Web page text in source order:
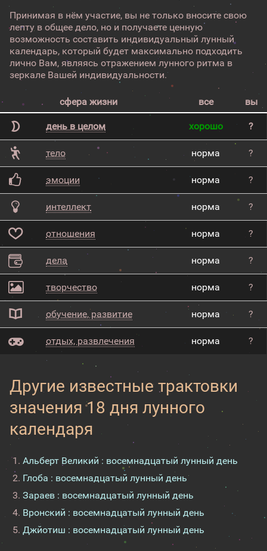
Принимая в нём участие, вы не только вносите свою
лепту в общее дело, но и получаете ценную
возможность составить индивидуальный лунный
календарь, который будет максимально подходить
лично Вам, являясь отражением лунного ритма в
зеркале Вашей индивидуальности.
сфера жизни все вы
день в целом хорошо ?
тело норма ?
эмоции норма ?
интеллект норма ?
отношения норма ?
дела норма ?
творчество норма ?
обучение, развитие норма ?
отдых, развлечения норма ?
Другие известные трактовки
значения 18 дня лунного
календаря
Альберт Великий : восемнадцатый лунный день
Глоба : восемнадцатый лунный день
Зараев : восемнадцатый лунный день
Вронский : восемнадцатый лунный день
Джйотиш : восемнадцатый лунный день